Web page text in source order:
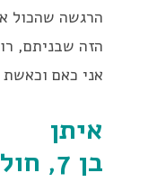
הרגשה שהכול
הזה שבניתם,
אני כאם
איתן
בן 7, חולון